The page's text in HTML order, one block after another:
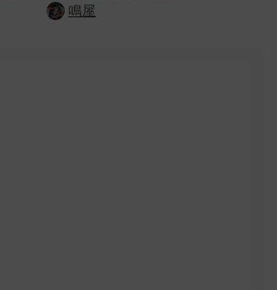
鳴屋